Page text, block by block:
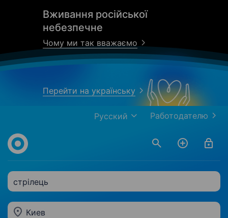
Вживання російської
небезпечне
Чому ми так вважаємо
Перейти на українську
Работодателю
Русский
стрілець
Киев